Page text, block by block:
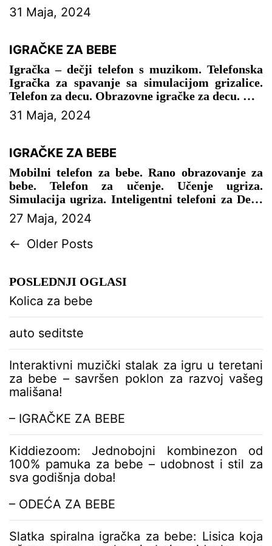
– IGRAČKE ZA BEBE
31 Maja, 2024
IGRAČKE ZA BEBE
Igračka – dečji telefon s muzikom. Telefonska
Igračka za spavanje sa simulacijom grizalice.
Telefon za decu. Obrazovne igračke za decu.
– IGRAČKE ZA BEBE
31 Maja, 2024
IGRAČKE ZA BEBE
Mobilni telefon za bebe. Rano obrazovanje za
bebe. Telefon za učenje. Učenje ugriza.
Simulacija ugriza. Inteligentni telefoni za Decu
od 0-3 godine
– IGRAČKE ZA BEBE
27 Maja, 2024
N
i
g
i
j
a
č
l
n
i
m
a
← Older Posts
POSLEDNJI OGLASI
Kolica za bebe
auto seditste
Interaktivni muzički stalak za igru u teretani
za bebe – savršen poklon za razvoj vašeg
mališana!
– IGRAČKE ZA BEBE
Kiddiezoom: Jednobojni kombinezon od
100% pamuka za bebe – udobnost i stil za
sva godišnja doba!
– ODEĆA ZA BEBE
Slatka spiralna igračka za bebe: Lisica koja